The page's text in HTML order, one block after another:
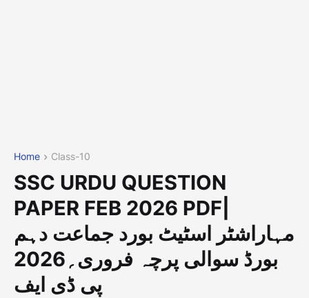
Home Class-10
SSC URDU QUESTION
PAPER FEB 2026 PDF|
مہاراشٹر اسٹیٹ بورد جماعت دہم
بورڈ سوالی پرچہ فروری؍2026
پی ڈی ایف